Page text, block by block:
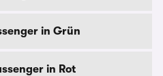
in Grün
in Rot